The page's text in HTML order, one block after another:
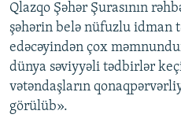
Qlazqo Şəhər Şurasının
şəhərin belə nüfuzlu idman
edəcəyindən çox
dünya səviyyəli tədbirlər
vətəndaşların
görülüb».